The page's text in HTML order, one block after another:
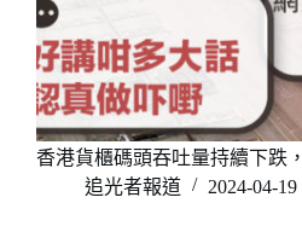
香港貨櫃碼頭吞吐量持續下跌
追光者報道
2024-04-19